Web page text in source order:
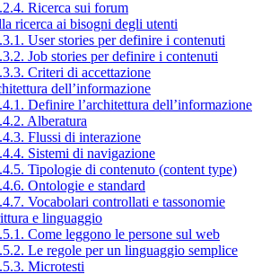
Ricerca sui forum
ricerca ai bisogni degli utenti
User stories per definire i contenuti
Job stories per definire i contenuti
Criteri di accettazione
dell’informazione
Definire l’architettura dell’informazione
Alberatura
Flussi di interazione
Sistemi di navigazione
Tipologie di contenuto (content type)
Ontologie e standard
Vocabolari controllati e tassonomie
e linguaggio
Come leggono le persone sul web
Le regole per un linguaggio semplice
Microtesti